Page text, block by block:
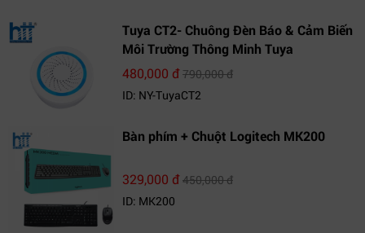
Tuya CT2- Chuông Đèn Báo & Cảm Biến
Môi Trường Thông Minh Tuya
480,000 đ790,000 đ
ID: NY-TuyaCT2
Bàn phím + Chuột Logitech MK200
329,000 đ450,000 đ
ID: MK200